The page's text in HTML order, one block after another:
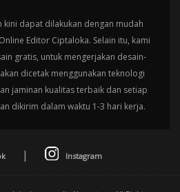
dapat dilakukan dengan mudah
Editor Ciptaloka. Selain itu, kami
gratis, untuk mengerjakan desain-
dicetak menggunakan teknologi
jaminan kualitas terbaik dan setiap
dikirim dalam waktu 1-3 hari kerja.
| Instagram